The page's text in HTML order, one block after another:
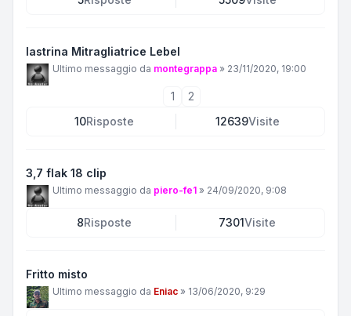
lastrina Mitragliatrice Lebel
Ultimo messaggio da montegrappa » 23/11/2020, 19:00
1
2
10Risposte 12639Visite
3,7 flak 18 clip
Ultimo messaggio da piero-fe1 » 24/09/2020, 9:08
8Risposte 7301Visite
Fritto misto
Ultimo messaggio da Eniac » 13/06/2020, 9:29